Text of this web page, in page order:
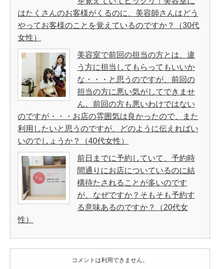
はたくさんのお客様がくるのに、美容師さんはどう
やってお客様のことを覚えているのですか？（30代
女性）
美容室で前回の担当の方とは、違
う方に担当してもらってもいいか
な・・・と思うのですが、前回の
担当の方に悪い気がしてできませ
ん。前回の方も悪いわけではない
のですが・・・お店の雰囲気は良かったので、また
利用したいと思うのですが、どのように伝えればい
いのでしょうか？（40代女性）
前日までに予約していて、予約時
間通りにお店についているのに結
構待たされることが多いのです
が、なぜですか？そもそも予約す
る意味あるのですか？（20代女
性）
コメントは利用できません。